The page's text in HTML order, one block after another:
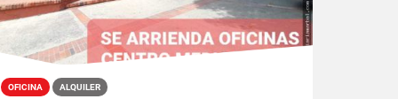
OFICINA ALQUILER